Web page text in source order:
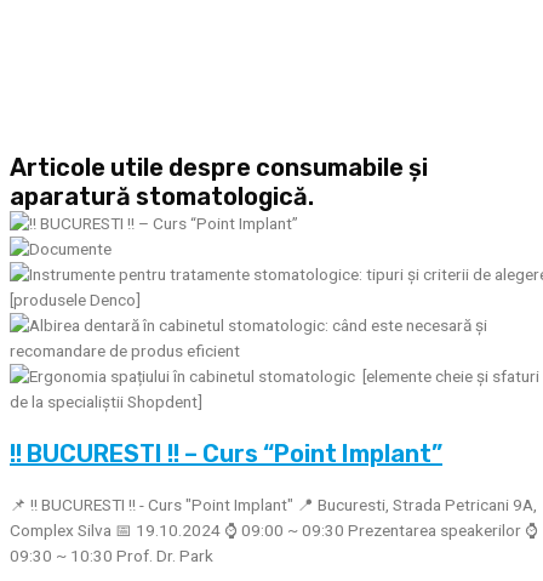
Articole utile despre consumabile și
aparatură stomatologică.
!! BUCURESTI !! – Curs “Point Implant”
📌 !! BUCURESTI !! - Curs "Point Implant" 📍 Bucuresti, Strada Petricani 9A,
Complex Silva 📅 19.10.2024 ⌚ 09:00 ~ 09:30 Prezentarea speakerilor ⌚
09:30 ~ 10:30 Prof. Dr. Park